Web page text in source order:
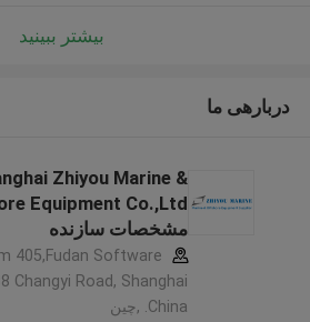
بیشتر ببینید
دربارهی ما
Zhiyou Marine &
مشخصات سازنده
405,Fudan Software
Changyi Road, Shanghai
China. ,چین